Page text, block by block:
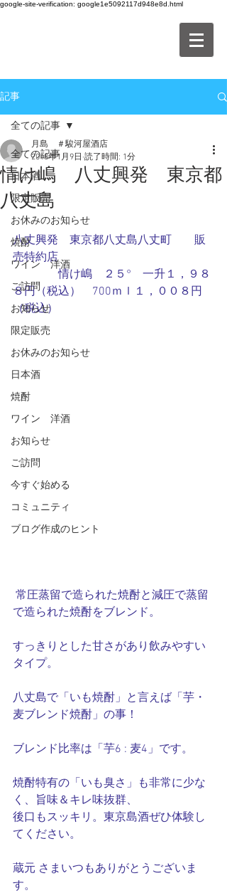
google-site-verification: google1e5092117d948e8d.html
記事
全ての記事
日本酒
限定販売
お休みのお知らせ
焼酎
ワイン 洋酒
ご訪問
お知らせ
限定販売
お休みのお知らせ
日本酒
焼酎
ワイン 洋酒
お知らせ
ご訪問
今すぐ始める
コミュニティ
ブログ作成のヒント
全ての記事
情け嶋 八丈興発 東京都
八丈島
月島 ＃駿河屋酒店
2018年1月9日 読了時間: 1分
八丈興発　東京都八丈島八丈町　　販
売特約店
情け嶋　２５°　一升１，９８
８円（税込）　700ｍｌ１，００８円
（税込）
で造られた焼酎をブレンド。
すっきりとした甘さがあり飲みやすい
タイプ。
八丈島で「いも焼酎」と言えば「芋・
麦ブレンド焼酎」の事！
ブレンド比率は「芋6 : 麦4」です。
焼酎特有の「いも臭さ」も非常に少な
く、旨味＆キレ味抜群、
後口もスッキリ。東京島酒ぜひ体験し
てください。
蔵元 さまいつもありがとうございま
す。